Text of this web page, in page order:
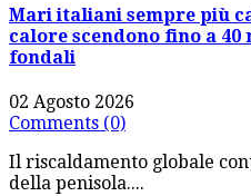
Mari italiani sempre più
calore scendono fino a
fondali
02 Agosto 2026
Comments (0)
Il riscaldamento globale
della penisola....